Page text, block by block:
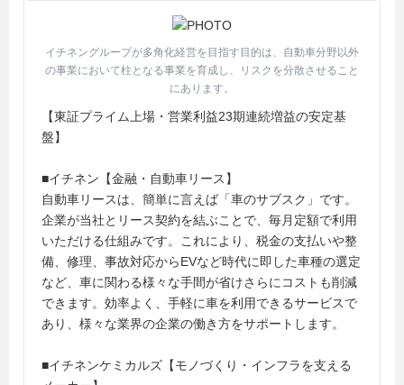
イチネングループが多角化経営を目指す目的は、自動車分野以外
の事業において柱となる事業を育成し、リスクを分散させること
にあります。
【東証プライム上場・営業利益23期連続増益の安定基
盤】
■イチネン【金融・自動車リース】
自動車リースは、簡単に言えば「車のサブスク」です。
企業が当社とリース契約を結ぶことで、毎月定額で利用
いただける仕組みです。これにより、税金の支払いや整
備、修理、事故対応からEVなど時代に即した車種の選定
など、車に関わる様々な手間が省けさらにコストも削減
できます。効率よく、手軽に車を利用できるサービスで
あり、様々な業界の企業の働き方をサポートします。
■イチネンケミカルズ【モノづくり・インフラを支える